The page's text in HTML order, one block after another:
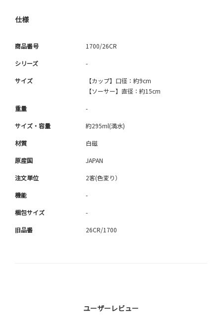
仕様
商品番号 1700/26CR
シリーズ -
サイズ
【カップ】口径：約9cm
【ソーサー】直径：約15cm
重量 -
サイズ・容量 約295ml(満水)
材質 白磁
原産国 JAPAN
注文単位 2客(色変り）
機能 -
梱包サイズ -
旧品番 26CR/1700
ユーザーレビュー